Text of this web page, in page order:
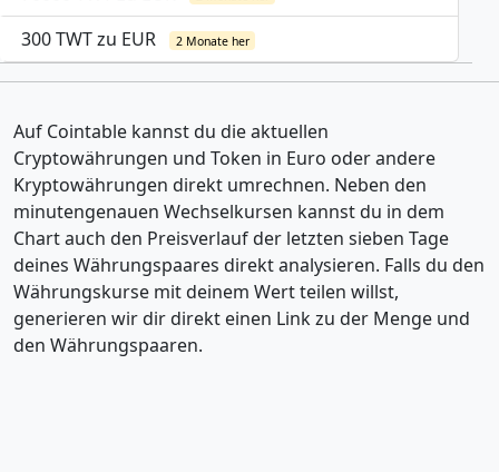
300 TWT zu EUR 2 Monate her
Auf Cointable kannst du die aktuellen
Cryptowährungen und Token in Euro oder andere
Kryptowährungen direkt umrechnen. Neben den
minutengenauen Wechselkursen kannst du in dem
Chart auch den Preisverlauf der letzten sieben Tage
deines Währungspaares direkt analysieren. Falls du den
Währungskurse mit deinem Wert teilen willst,
generieren wir dir direkt einen Link zu der Menge und
den Währungspaaren.